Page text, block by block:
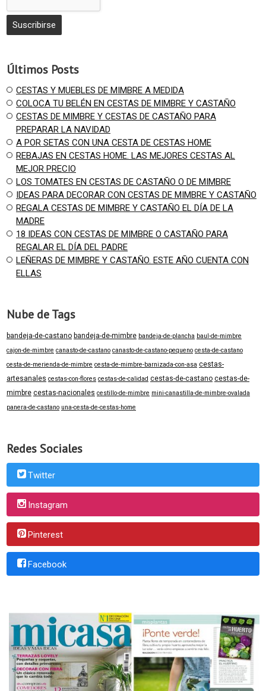
Últimos Posts
CESTAS Y MUEBLES DE MIMBRE A MEDIDA
COLOCA TU BELÉN EN CESTAS DE MIMBRE Y CASTAÑO
CESTAS DE MIMBRE Y CESTAS DE CASTAÑO PARA
PREPARAR LA NAVIDAD
A POR SETAS CON UNA CESTA DE CESTAS HOME
REBAJAS EN CESTAS HOME. LAS MEJORES CESTAS AL
MEJOR PRECIO
LOS TOMATES EN CESTAS DE CASTAÑO O DE MIMBRE
IDEAS PARA DECORAR CON CESTAS DE MIMBRE Y CASTAÑO
REGALA CESTAS DE MIMBRE Y CASTAÑO EL DÍA DE LA
MADRE
18 IDEAS CON CESTAS DE MIMBRE O CASTAÑO PARA
REGALAR EL DÍA DEL PADRE
LEÑERAS DE MIMBRE Y CASTAÑO. ESTE AÑO CUENTA CON
ELLAS
Nube de Tags
bandeja-de-castano bandeja-de-mimbre bandeja-de-plancha baul-de-mimbre
cajon-de-mimbre canasto-de-castano canasto-de-castano-pequeno cesta-de-castano
cesta-de-merienda-de-mimbre cesta-de-mimbre-barnizada-con-asa cestas-
artesanales cestas-con-flores cestas-de-calidad cestas-de-castano cestas-de-
mimbre cestas-nacionales cestillo-de-mimbre mini-canastilla-de-mimbre-ovalada
panera-de-castano una-cesta-de-cestas-home
Redes Sociales
Twitter
Instagram
Pinterest
Facebook